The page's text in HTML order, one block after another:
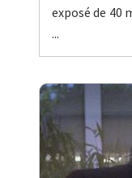
exposé de 40
...